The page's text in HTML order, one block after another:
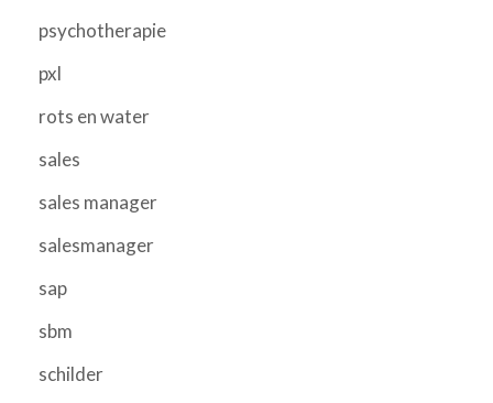
psychotherapie
pxl
rots en water
sales
sales manager
salesmanager
sap
sbm
schilder